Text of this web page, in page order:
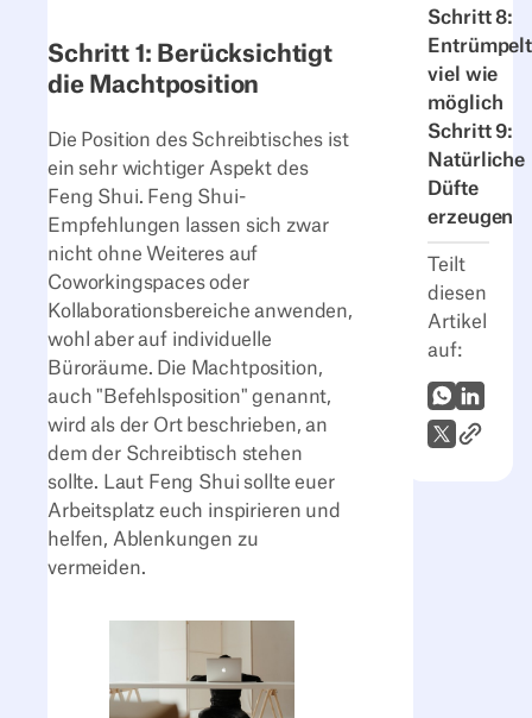
Schritt 8:
viel wie
möglich
Schritt 9:
Natürliche
Düfte
erzeugen
Teilt
diesen
Artikel
auf:
WhatsApp
X (Twitter)
Link
Schritt 1: Berücksichtigt
die Machtposition
Die Position des Schreibtisches ist
ein sehr wichtiger Aspekt des
Feng Shui. Feng Shui-
Empfehlungen lassen sich zwar
nicht ohne Weiteres auf
Coworkingspaces oder
Kollaborationsbereiche anwenden,
wohl aber auf individuelle
Büroräume. Die Machtposition,
auch "Befehlsposition" genannt,
wird als der Ort beschrieben, an
dem der Schreibtisch stehen
sollte. Laut Feng Shui sollte euer
Arbeitsplatz euch inspirieren und
helfen, Ablenkungen zu
vermeiden.